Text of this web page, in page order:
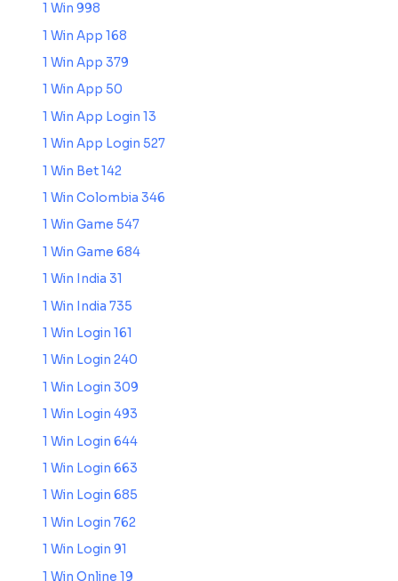
1 Win 998
1 Win App 168
1 Win App 379
1 Win App 50
1 Win App Login 13
1 Win App Login 527
1 Win Bet 142
1 Win Colombia 346
1 Win Game 547
1 Win Game 684
1 Win India 31
1 Win India 735
1 Win Login 161
1 Win Login 240
1 Win Login 309
1 Win Login 493
1 Win Login 644
1 Win Login 663
1 Win Login 685
1 Win Login 762
1 Win Login 91
1 Win Online 19